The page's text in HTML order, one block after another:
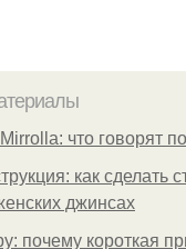
что говорят
как сделать
джинсах
почему короткая